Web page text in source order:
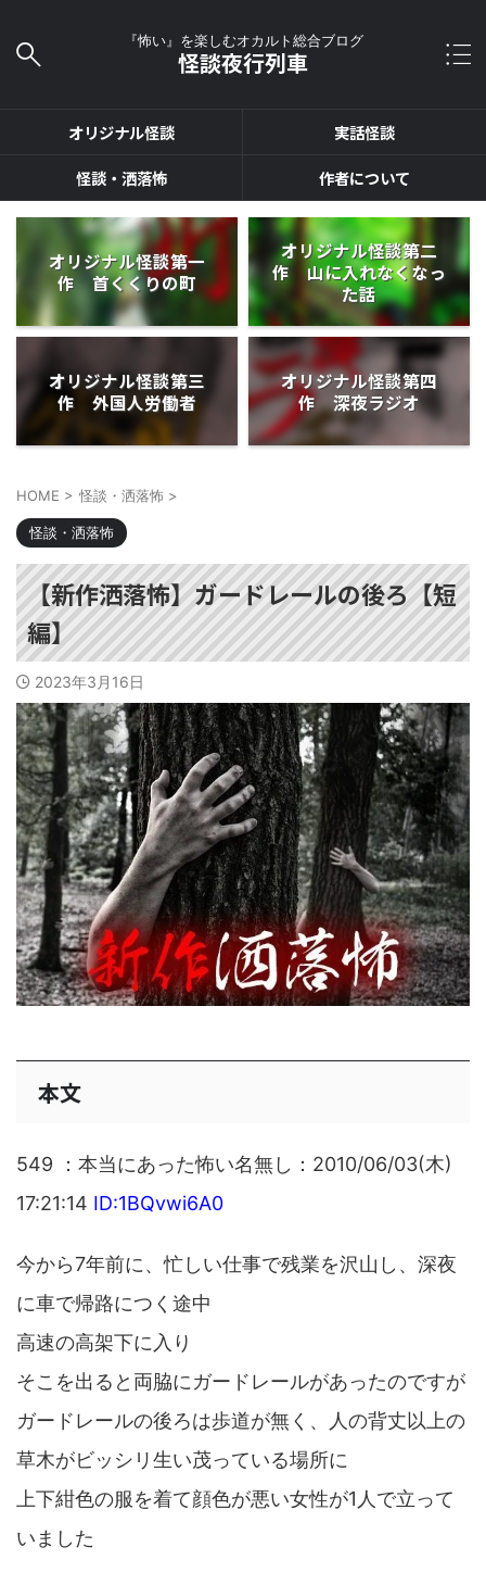
『怖い』を楽しむオカルト総合ブログ
怪談夜行列車
オリジナル怪談
実話怪談
怪談・洒落怖
作者について
オリジナル怪談第一
作 首くくりの町
オリジナル怪談第二
作 山に入れなくなっ
た話
オリジナル怪談第三
作 外国人労働者
オリジナル怪談第四
作 深夜ラジオ
HOME > 怪談・洒落怖 >
怪談・洒落怖
【新作洒落怖】ガードレールの後ろ【短
編】
2023年3月16日
本文
549 ：本当にあった怖い名無し：2010/06/03(木)
17:21:14 ID:1BQvwi6A0
今から7年前に、忙しい仕事で残業を沢山し、深夜
に車で帰路につく途中
高速の高架下に入り
そこを出ると両脇にガードレールがあったのですが
ガードレールの後ろは歩道が無く、人の背丈以上の
草木がビッシリ生い茂っている場所に
上下紺色の服を着て顔色が悪い女性が1人で立って
いました